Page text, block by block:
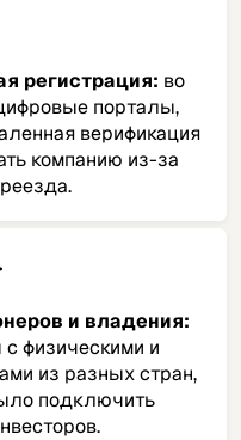
регистрация: во
порталы,
верификация
компанию из-за
и владения:
физическими и
из разных стран,
подключить